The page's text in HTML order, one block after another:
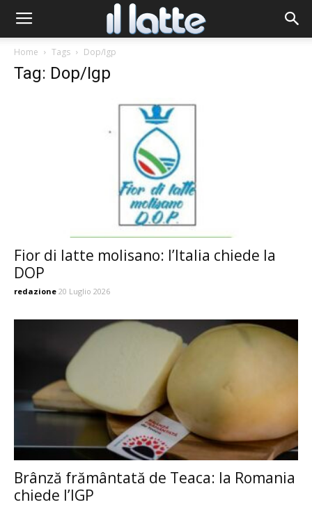
Home Tags Dop/Igp
Tag: Dop/Igp
Fior di latte molisano: l’Italia chiede la
DOP
redazione 20 Luglio 2026
Brânză frământată de Teaca: la Romania
chiede l’IGP